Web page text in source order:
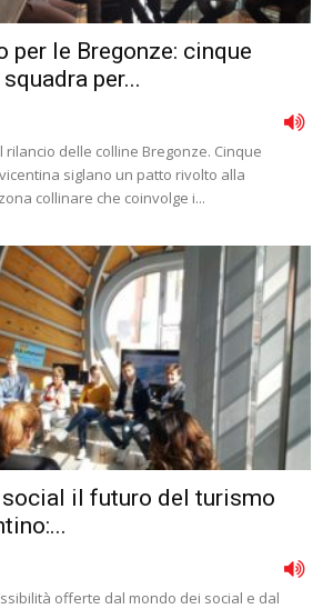
per le Bregonze: cinque
per...
delle colline Bregonze. Cinque
siglano un patto rivolto alla
collinare che coinvolge i...
social il futuro del turismo
offerte dal mondo dei social e dal